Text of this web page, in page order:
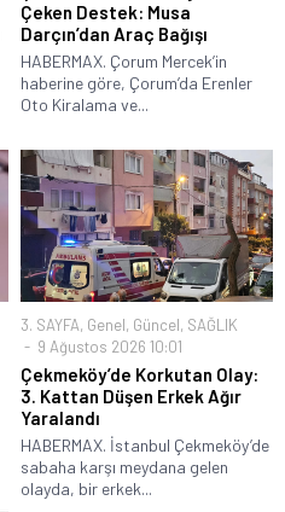
Çeken Destek: Musa
Darçın’dan Araç Bağışı
HABERMAX. Çorum Mercek’in
haberine göre, Çorum’da Erenler
Oto Kiralama ve...
3. SAYFA, Genel, Güncel, SAĞLIK
9 Ağustos 2026 10:01
Çekmeköy’de Korkutan Olay:
3. Kattan Düşen Erkek Ağır
Yaralandı
HABERMAX. İstanbul Çekmeköy’de
sabaha karşı meydana gelen
olayda, bir erkek...